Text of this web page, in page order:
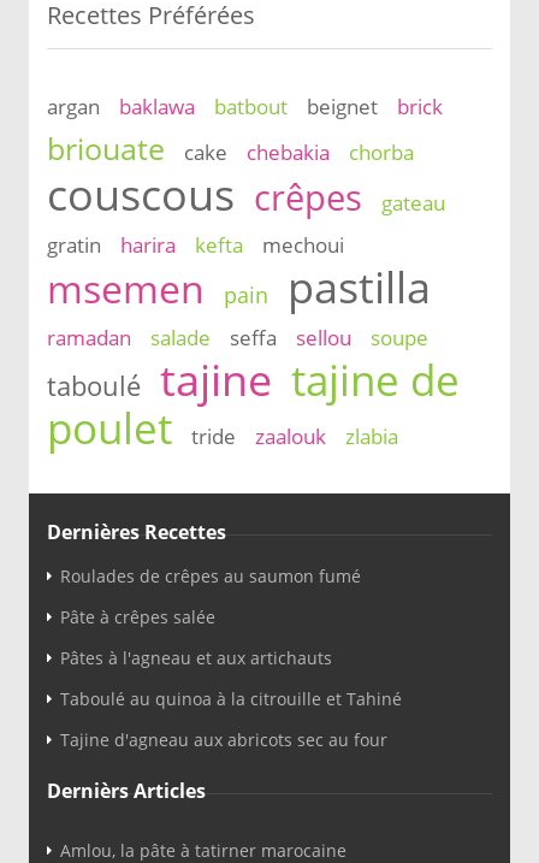
Recettes Préférées
argan baklawa batbout beignet brick
briouate cake chebakia chorba
couscous crêpes
gateau
gratin
harira kefta mechoui
msemen pain pastilla
ramadan salade seffa sellou soupe
taboulé tajine tajine de
poulet
tride zaalouk zlabia
Dernières Recettes
Roulades de crêpes au saumon fumé
Pâte à crêpes salée
Pâtes à l'agneau et aux artichauts
Taboulé au quinoa à la citrouille et Tahiné
Tajine d'agneau aux abricots sec au four
Dernièrs Articles
Amlou, la pâte à tatirner marocaine